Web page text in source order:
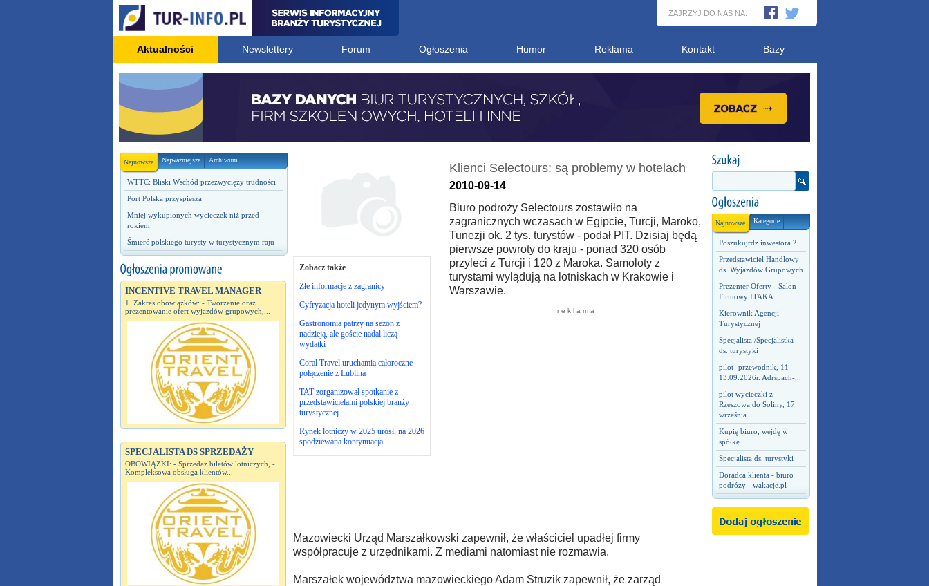
ZAJRZYJ DO NAS NA:
Aktualności Newslettery Forum Ogłoszenia Humor Reklama Kontakt Bazy
Najnowsze Najważniejsze Archiwum
WTTC: Bliski Wschód przezwycięży trudności
Port Polska przyspiesza
Mniej wykupionych wycieczek niż przed
rokiem
Śmierć polskiego turysty w turystycznym raju
INCENTIVE TRAVEL MANAGER
1. Zakres obowiązków: - Tworzenie oraz
prezentowanie ofert wyjazdów grupowych,...
SPECJALISTA DS SPRZEDAŻY
OBOWIĄZKI: - Sprzedaż biletów lotniczych, -
Kompleksowa obsługa klientów...
Najnowsze Kategorie
Poszukujrdz inwestora ?
Przedstawiciel Handlowy
ds. Wyjazdów Grupowych
Prezenter Oferty - Salon
Firmowy ITAKA
Kierownik Agencji
Turystycznej
Specjalista /Specjalistka
ds. turystyki
pilot- przewodnik, 11-
13.09.2026r. Adrspach-...
pilot wycieczki z
Rzeszowa do Soliny, 17
września
Kupię biuro, wejdę w
spółkę.
Specjalista ds. turystyki
Doradca klienta - biuro
podróży - wakacje.pl
Zobacz także
Złe informacje z zagranicy
Cyfryzacja hoteli jedynym wyjściem?
Gastronomia patrzy na sezon z
nadzieją, ale goście nadal liczą
wydatki
Coral Travel uruchamia całoroczne
połączenie z Lublina
TAT zorganizował spotkanie z
przedstawicielami polskiej branży
turystycznej
Rynek lotniczy w 2025 urósł, na 2026
spodziewana kontynuacja
Klienci Selectours: są problemy w hotelach
2010-09-14
Biuro podroży Selectours zostawiło na
zagranicznych wczasach w Egipcie, Turcji, Maroko,
Tunezji ok. 2 tys. turystów - podał PIT. Dzisiaj będą
pierwsze powroty do kraju - ponad 320 osób
przyleci z Turcji i 120 z Maroka. Samoloty z
turystami wylądują na lotniskach w Krakowie i
Warszawie.
r e k l a m a
Mazowiecki Urząd Marszałkowski zapewnił, że właściciel upadłej firmy
współpracuje z urzędnikami. Z mediami natomiast nie rozmawia.
Marszałek województwa mazowieckiego Adam Struzik zapewnił, że zarząd